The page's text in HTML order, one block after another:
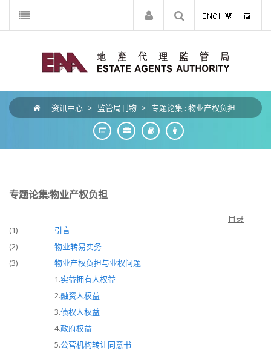
资讯中心 > 监管局刊物 > 专题论集 : 物业产权负担
专题论集:物业产权负担
目录
(1)
引言
(2)
物业转易实务
(3)
物业产权负担与业权问题
1.实益拥有人权益
2.融资人权益
3.债权人权益
4.政府权益
5.公营机构转让同意书